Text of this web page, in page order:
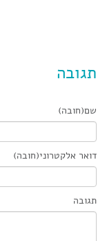
תגובה
שם(חובה)
דואר אלקטרוני(חובה)
תגובה